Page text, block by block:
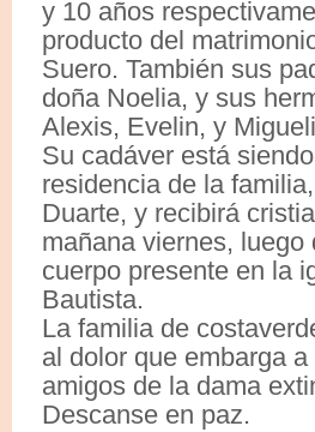
y 10 años
producto del
Suero. También sus
doña Noelia, y sus
Alexis, Evelin, y
Su cadáver está
residencia de la
Duarte, y recibirá
mañana viernes, luego
cuerpo presente en la
Bautista.
La familia de
al dolor que embarga
amigos de la dama
Descanse en paz.